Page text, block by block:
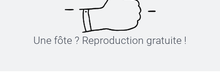
Une fôte ? Reproduction gratuite !